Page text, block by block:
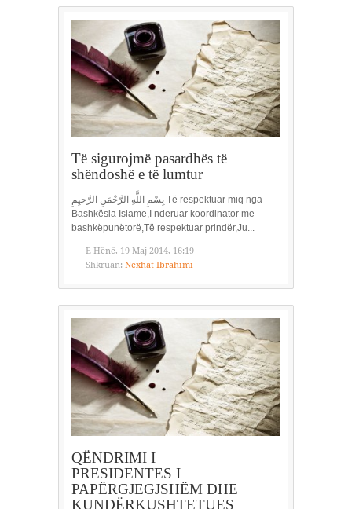
Të sigurojmë pasardhës të
shëndoshë e të lumtur
بِسْمِ اللَّهِ الرَّحْمَنِ الرَّحيِمِ Të respektuar miq nga
Bashkësia Islame,I nderuar koordinator me
bashkëpunëtorë,Të respektuar prindër,Ju...
E Hënë, 19 Maj 2014, 16:19
Shkruan: Nexhat Ibrahimi
QËNDRIMI I
PRESIDENTES I
PAPËRGJEGJSHËM DHE
KUNDËRKUSHTETUES